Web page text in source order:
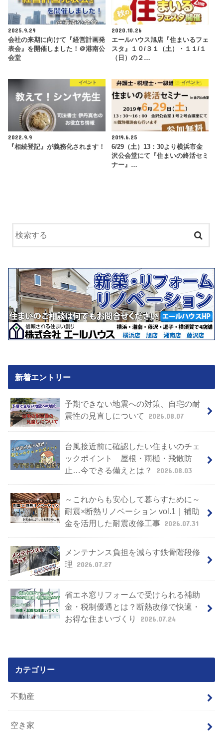
2025.9.29
会社の来期に向けて『経営計画発
表会』を開催しました！＠港南公
会堂
2020.10.26
エールハウス旭店『住まいるフェ
スタ』１０/３１（土）・１１/１
（日）の２…
イベント
2022.9.9
『相続登記』が義務化されます！
イベント
2019.6.25
6/29（土）13：30より横浜市金
沢公会堂にて『住まいの終活セミ
ナー』…
新着エントリー
予期できない地震への対策、自宅の耐
震性の見直しについて
2026.08.07
台風接近前に確認したい住まいのチェ
ックポイント 屋根・雨樋・飛散防
止…今できる備えとは？
2026.08.03
～これからも安心して暮らすために～
耐震×断熱リノベーション vol.1｜補助
金を活用した耐震改修工事 2026.07.31
メンテナンス負担を減らす鉄骨階段修
理 2026.07.27
省エネ窓リフォームで受けられる補助
金・税制優遇とは？断熱改修で快適・
お得な住まいづくり
2026.07.24
カテゴリー
不動産
空き家